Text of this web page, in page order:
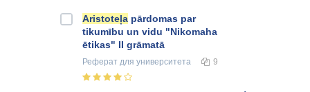
Aristoteļa pārdomas par
tikumību un vidu "Nikomaha
ētikas" II grāmatā
Реферат для университета 9